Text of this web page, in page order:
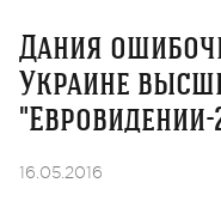
Дания
Украине
"Евровидении-
16.05.2016